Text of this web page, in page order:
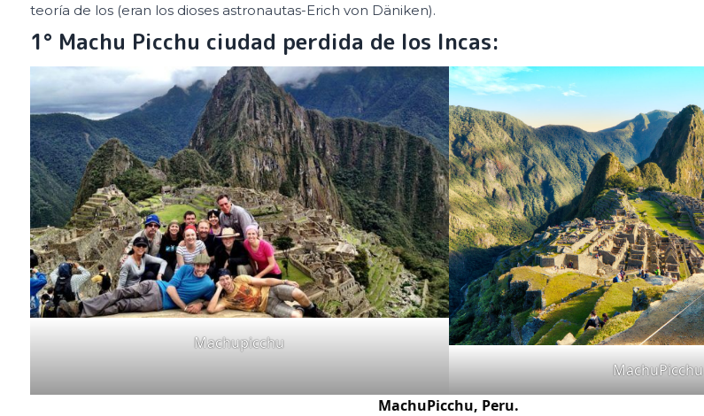
teoría de los (eran los dioses astronautas-Erich von Däniken).
1° Machu Picchu ciudad perdida de los Incas:
Machupicchu
MachuPicchu
MachuPicchu, Peru.